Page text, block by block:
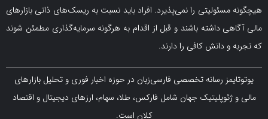
را نمی‌پذیرد. افراد باید نسبت به ریسک‌های ذاتی بازارهای
داشته باشند و قبل از اقدام به هرگونه سرمایه‌گذاری مطمئن شوند
دانش کافی را دارند.
رسانه تخصصی فارسی‌زبان در حوزه اخبار فوری و تحلیل بازارهای
جهان شامل فارکس، طلا، سهام، ارزهای دیجیتال و اقتصاد